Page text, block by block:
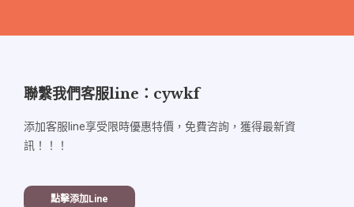
聯繫我們客服line：cywkf
添加客服line享受限時優惠特價，免費咨詢，獲得最新資
訊！！！
點擊添加line